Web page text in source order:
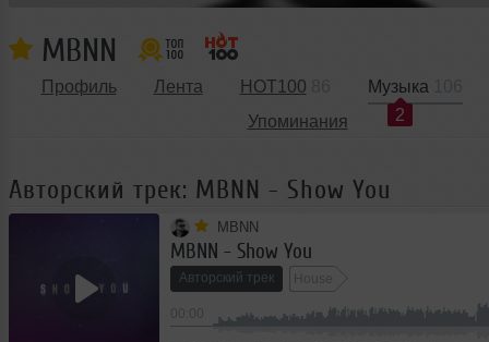
MBNN
Профиль Лента HOT100
Музыка
2
Упоминания
Авторский трек: MBNN - Show You
MBNN
MBNN - Show You
Авторский трек House